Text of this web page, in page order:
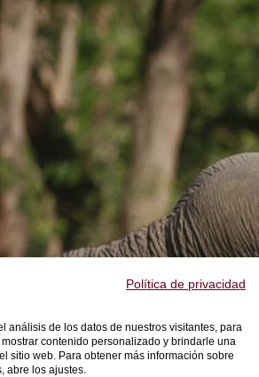
Política de privacidad
análisis de los datos de nuestros visitantes, para
contenido personalizado y brindarle una
sitio web. Para obtener más información sobre
abre los ajustes.